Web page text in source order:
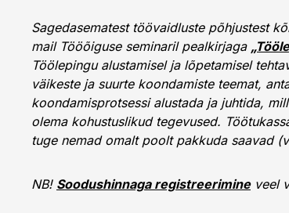
Sagedasematest töövaidluste põhjustest
mail Tööõiguse seminaril pealkirjaga
Töölepingu alustamisel ja lõpetamisel
väikeste ja suurte koondamiste teemat,
koondamisprotsessi alustada ja juhtida,
olema kohustuslikud tegevused.
tuge nemad omalt poolt pakkuda saavad
NB! Soodushinnaga registreerimineveel